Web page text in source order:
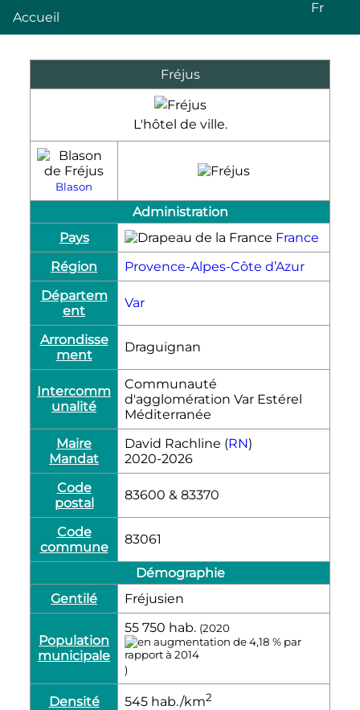
Accueil
Fr
Fréjus
L'hôtel de ville.
Blason
Administration
Pays
France
Région
Provence-Alpes-Côte d’Azur
Départem
ent
Var
Arrondisse
ment
Draguignan
Intercomm
unalité
Communauté
d'agglomération Var Estérel
Méditerranée
Maire
Mandat
David Rachline (RN)
2020-2026
Code
postal
83600 & 83370
Code
commune
83061
Démographie
Gentilé
Fréjusien
Population
municipale
55 750 hab. (2020
)
Densité 545 hab./km2